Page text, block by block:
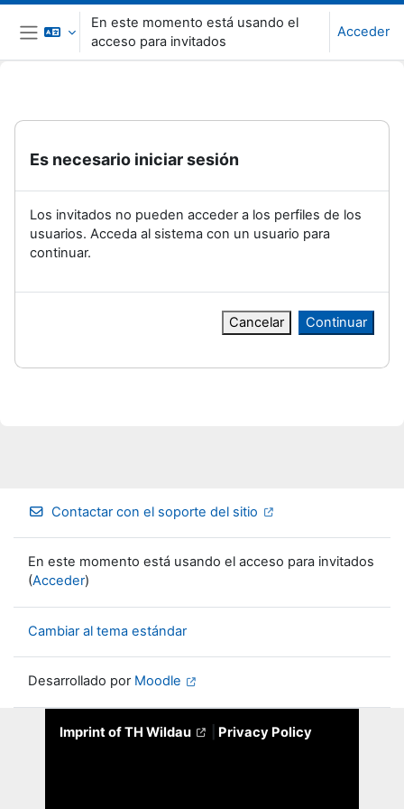
Salta al contenido principal
Panel lateral
En este momento está usando el
acceso para invitados
Acceder
Es necesario iniciar sesión
Los invitados no pueden acceder a los perfiles de los
usuarios. Acceda al sistema con un usuario para
continuar.
Cancelar Continuar
Contactar con el soporte del sitio
En este momento está usando el acceso para invitados
(Acceder)
Cambiar al tema estándar
Desarrollado por Moodle
Imprint of TH Wildau Privacy Policy